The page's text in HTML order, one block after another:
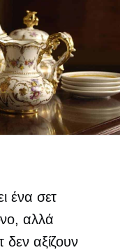
ένα σετ
αλλά
αξίζουν